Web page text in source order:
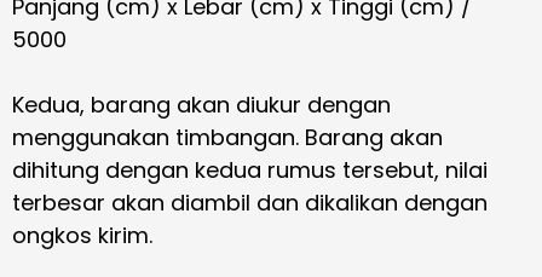
Panjang (cm) x Lebar (cm) x Tinggi (cm) /
5000
Kedua, barang akan diukur dengan
menggunakan timbangan. Barang akan
dihitung dengan kedua rumus tersebut, nilai
terbesar akan diambil dan dikalikan dengan
ongkos kirim.